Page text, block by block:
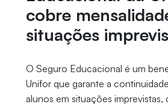
cobre
situações
O Seguro Educacional é um
Unifor que garante a
alunos em situações